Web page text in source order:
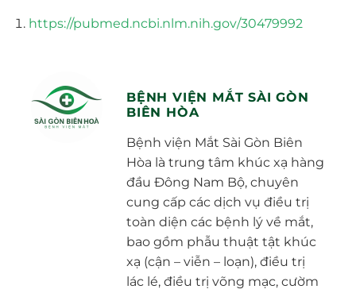
https://pubmed.ncbi.nlm.nih.gov/30479992
BỆNH VIỆN MẮT SÀI GÒN
BIÊN HÒA
Bệnh viện Mắt Sài Gòn Biên
Hòa là trung tâm khúc xạ hàng
đầu Đông Nam Bộ, chuyên
cung cấp các dịch vụ điều trị
toàn diện các bệnh lý về mắt,
bao gồm phẫu thuật tật khúc
xạ (cận – viễn – loạn), điều trị
lác lé, điều trị võng mạc, cườm